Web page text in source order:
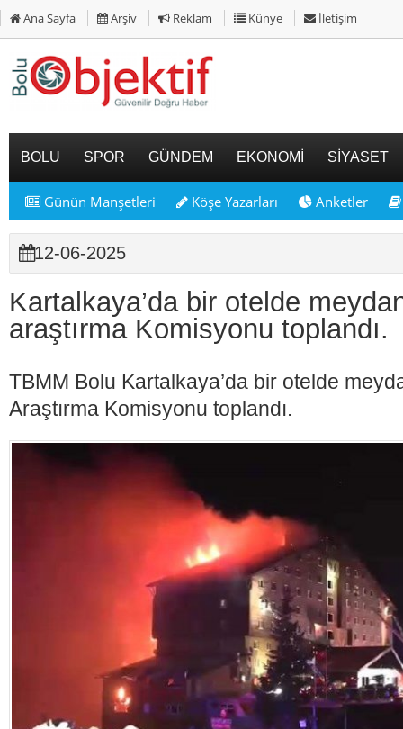
Ana Sayfa Arşiv Reklam Künye İletişim
BOLU SPOR GÜNDEM EKONOMİ SİYASET
Günün Manşetleri Köşe Yazarları Anketler
12-06-2025
Kartalkaya’da bir otelde
araştırma Komisyonu toplandı.
TBMM Bolu Kartalkaya’da bir otelde
Araştırma Komisyonu toplandı.